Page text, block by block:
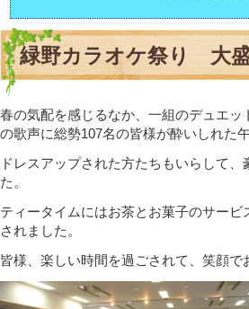
緑野カラオケ祭り 大
春の気配を感じるなか、一組のデュエッ
の歌声に総勢107名の皆様が酔いしれた
ドレスアップされた方たちもいらして、
た。
ティータイムにはお茶とお菓子のサービ
されました。
皆様、楽しい時間を過ごされて、笑顔で